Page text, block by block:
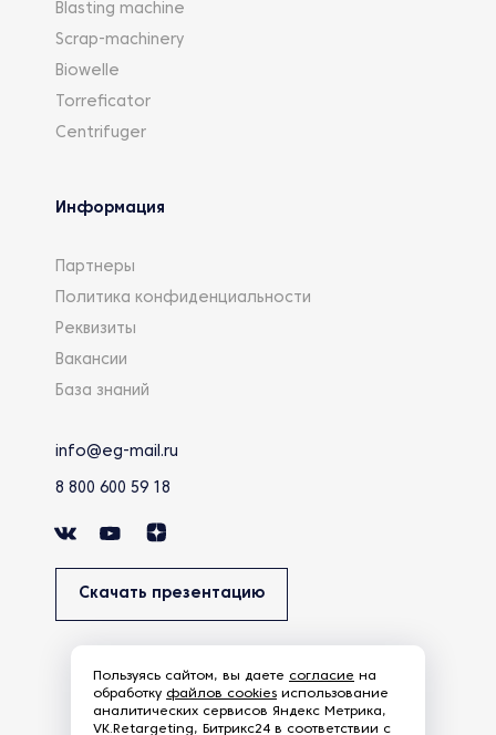
Blasting machine
Scrap-machinery
Biowelle
Torreficator
Centrifuger
Информация
Партнеры
Политика конфиденциальности
Реквизиты
Вакансии
База знаний
info@eg-mail.ru
8 800 600 59 18
Скачать презентацию
Пользуясь сайтом, вы даете согласие на
обработку файлов cookies использование
аналитических сервисов Яндекс Метрика,
VK.Retargeting, Битрикс24 в соответствии с